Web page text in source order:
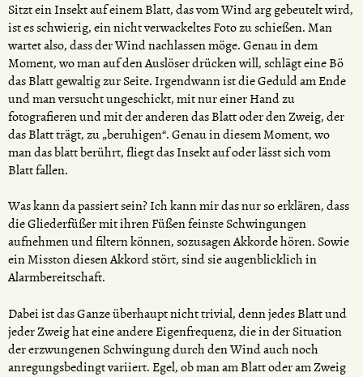
Sitzt ein Insekt auf einem Blatt, das vom Wind arg gebeutelt wird,
ist es schwierig, ein nicht verwackeltes Foto zu schießen. Man
wartet also, dass der Wind nachlassen möge. Genau in dem
Moment, wo man auf den Auslöser drücken will, schlägt eine Bö
das Blatt gewaltig zur Seite. Irgendwann ist die Geduld am Ende
und man versucht ungeschickt, mit nur einer Hand zu
fotografieren und mit der anderen das Blatt oder den Zweig, der
das Blatt trägt, zu „beruhigen“. Genau in diesem Moment, wo
man das blatt berührt, fliegt das Insekt auf oder lässt sich vom
Blatt fallen.
Was kann da passiert sein? Ich kann mir das nur so erklären, dass
die Gliederfüßer mit ihren Füßen feinste Schwingungen
aufnehmen und filtern können, sozusagen Akkorde hören. Sowie
ein Misston diesen Akkord stört, sind sie augenblicklich in
Alarmbereitschaft.
Dabei ist das Ganze überhaupt nicht trivial, denn jedes Blatt und
jeder Zweig hat eine andere Eigenfrequenz, die in der Situation
der erzwungenen Schwingung durch den Wind auch noch
anregungsbedingt variiert. Egel, ob man am Blatt oder am Zweig